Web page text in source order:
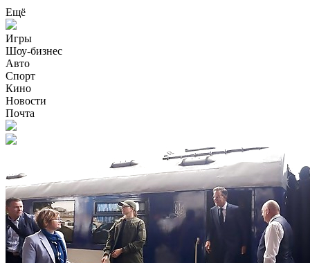
Ещё
Игры
Шоу-бизнес
Авто
Спорт
Кино
Новости
Почта